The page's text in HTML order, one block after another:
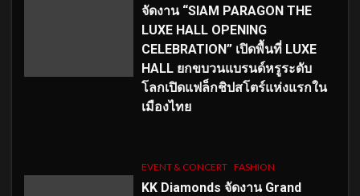
จัดงาน “SIAM PARAGON THE
LUXE HALL OPENING
CELEBRATION” เปิดพื้นที่ LUXE
HALL ยกขบวนแบรนด์หรูระดับ
โลกเปิดแฟล็กชิปสโตร์แห่งแรกใน
เมืองไทย
EVENT & CONCERT FASHION
KK Diamonds จัดงาน Grand